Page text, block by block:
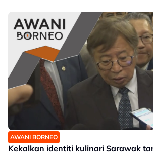
AWANI BORNEO
Kekalkan identiti kulinari Sarawak